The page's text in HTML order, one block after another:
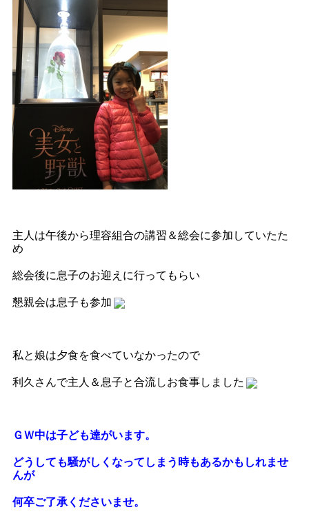
主人は午後から理容組合の講習＆総会に参加していたた
め
総会後に息子のお迎えに行ってもらい
懇親会は息子も参加
私と娘は夕食を食べていなかったので
利久さんで主人＆息子と合流しお食事しました
ＧＷ中は子ども達がいます。
どうしても騒がしくなってしまう時もあるかもしれませ
んが
何卒ご了承くださいませ。